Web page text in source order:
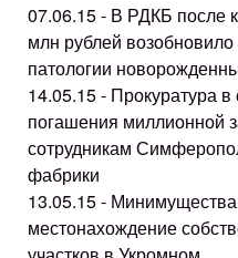
07.06.15 - В РДКБ после
млн рублей
патологии
14.05.15 - Прокуратура
погашения миллионной
сотрудникам
фабрики
13.05.15 -
местонахождение